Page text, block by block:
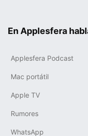
En Applesfera
Applesfera Podcast
Mac portátil
Apple TV
Rumores
WhatsApp